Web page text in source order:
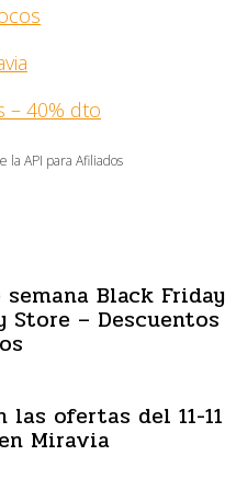
– 40% dto
la API para Afiliados
semana Black Friday
Store – Descuentos
las ofertas del 11-11
Miravia